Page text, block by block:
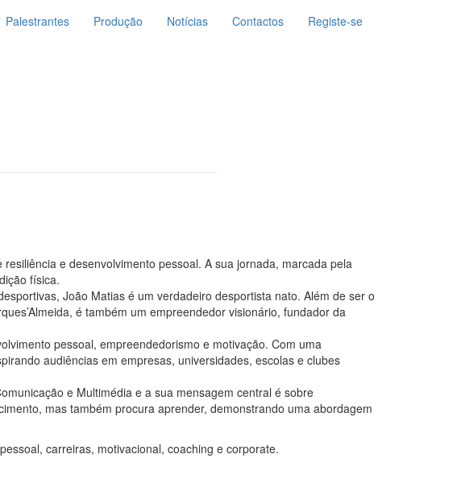
Palestrantes Produção Notícias Contactos Registe-se
e desenvolvimento pessoal. A sua jornada, marcada pela
física.
João Matias é um verdadeiro desportista nato. Além de ser o
é também um empreendedor visionário, fundador da
pessoal, empreendedorismo e motivação. Com uma
audiências em empresas, universidades, escolas e clubes
e Multimédia e a sua mensagem central é sobre
mas também procura aprender, demonstrando uma abordagem
carreiras, motivacional, coaching e corporate.